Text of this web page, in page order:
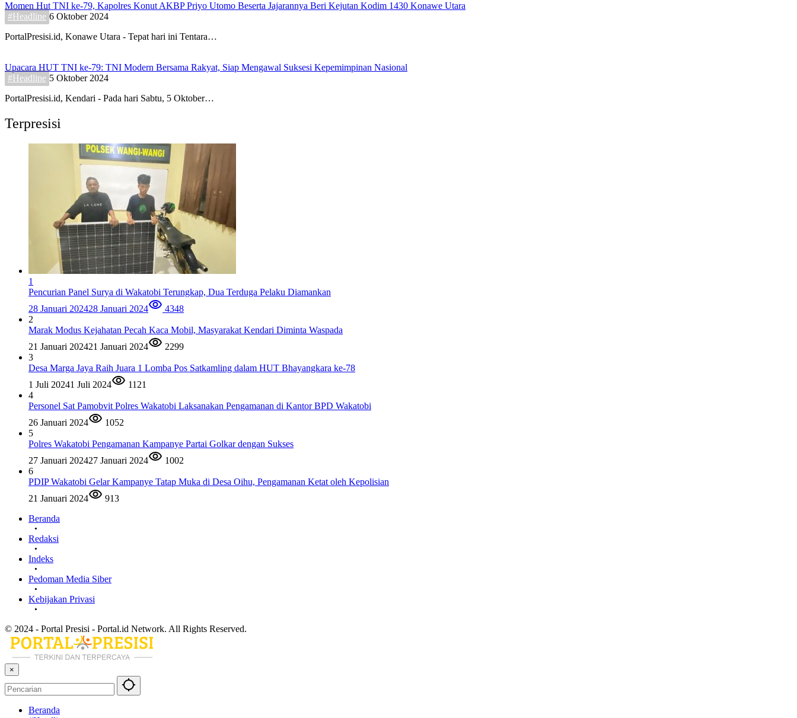
Momen Hut TNI ke-79, Kapolres Konut AKBP Priyo Utomo Beserta Jajarannya Beri Kejutan Kodim 1430 Konawe Utara
#Headline 6 Oktober 2024
PortalPresisi.id, Konawe Utara - Tepat hari ini Tentara…
Upacara HUT TNI ke-79: TNI Modern Bersama Rakyat, Siap Mengawal Suksesi Kepemimpinan Nasional
#Headline 5 Oktober 2024
PortalPresisi.id, Kendari - Pada hari Sabtu, 5 Oktober…
Terpresisi
1
Pencurian Panel Surya di Wakatobi Terungkap, Dua Terduga Pelaku Diamankan
28 Januari 202428 Januari 2024
4348
2
Marak Modus Kejahatan Pecah Kaca Mobil, Masyarakat Kendari Diminta Waspada
21 Januari 202421 Januari 2024
2299
3
Desa Marga Jaya Raih Juara 1 Lomba Pos Satkamling dalam HUT Bhayangkara ke-78
1 Juli 20241 Juli 2024
1121
4
Personel Sat Pamobvit Polres Wakatobi Laksanakan Pengamanan di Kantor BPD Wakatobi
26 Januari 2024
1052
5
Polres Wakatobi Pengamanan Kampanye Partai Golkar dengan Sukses
27 Januari 202427 Januari 2024
1002
6
PDIP Wakatobi Gelar Kampanye Tatap Muka di Desa Oihu, Pengamanan Ketat oleh Kepolisian
21 Januari 2024
913
Beranda
Redaksi
Indeks
Pedoman Media Siber
Kebijakan Privasi
© 2024 - Portal Presisi - Portal.id Network. All Rights Reserved.
×
Beranda